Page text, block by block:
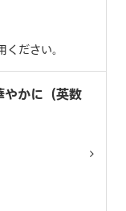
ださい。
やかに（英数